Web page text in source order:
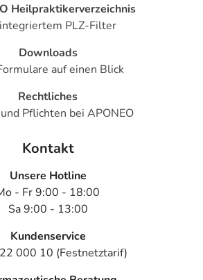
Heilpraktikerverzeichnis
PLZ-Filter
Downloads
auf einen Blick
Rechtliches
Pflichten bei APONEO
Kontakt
Unsere Hotline
- Fr 9:00 - 18:00
Sa 9:00 - 13:00
Kundenservice
000 10 (Festnetztarif)